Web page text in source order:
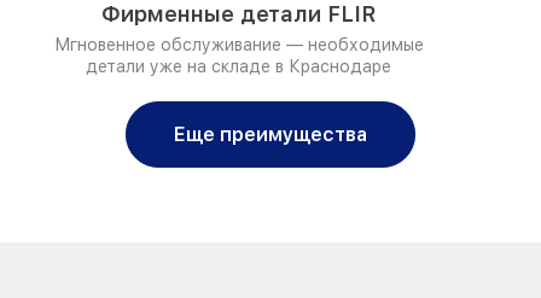
Фирменные детали FLIR
Мгновенное обслуживание — необходимые
детали уже на складе в Краснодаре
Еще преимущества